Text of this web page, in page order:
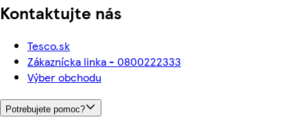
Kontaktujte nás
Tesco.sk
Zákaznícka linka - 0800222333
Výber obchodu
Potrebujete pomoc?